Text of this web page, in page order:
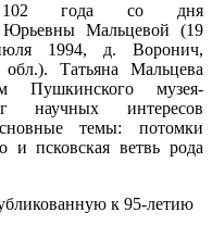
102 года со дня
Юрьевны Мальцевой (19
1994, д. Воронич,
Татьяна Мальцева
Пушкинского музея-
научных интересов
темы: потомки
и псковская ветвь рода
к 95-летию